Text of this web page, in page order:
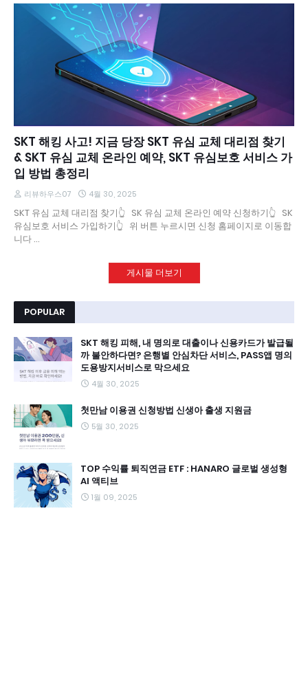
SKT 해킹 사고! 지금 당장 SKT 유심 교체 대리점 찾기
& SKT 유심 교체 온라인 예약, SKT 유심보호 서비스 가
입 방법 총정리
리뷰하우스07 4월 30, 2025
SKT 유심 교체 대리점 찾기👆 SK 유심 교체 온라인 예약 신청하기👆 SK
유심보호 서비스 가입하기👆 위 버튼 누르시면 신청 홈페이지로 이동합
니다 …
게시물 더보기
POPULAR
SKT 해킹 피해, 내 명의로 대출이나 신용카드가 발급될
까 불안하다면? 은행별 안심차단 서비스, PASS앱 명의
도용방지서비스로 막으세요
4월 30, 2025
첫만남 이용권 신청방법 신생아 출생 지원금
5월 30, 2025
TOP 수익률 퇴직연금 ETF : HANARO 글로벌 생성형
AI 액티브
1월 09, 2025